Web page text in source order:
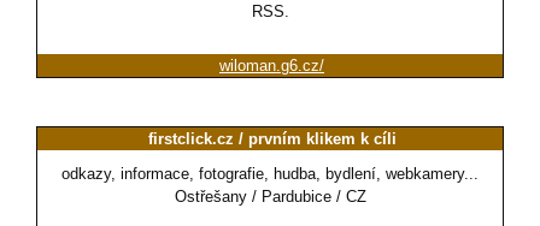
RSS.
wiloman.g6.cz/
firstclick.cz / prvním klikem k cíli
odkazy, informace, fotografie, hudba, bydlení, webkamery...
Ostřešany / Pardubice / CZ